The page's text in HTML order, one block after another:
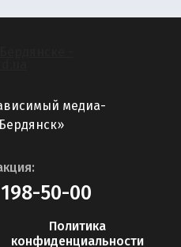
медиа-
50-00
Политика
конфиденциальности